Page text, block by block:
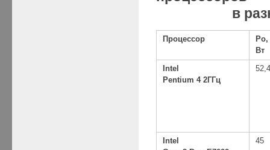
в разных
Процессор
Po,
Вт
Intel
Pentium 4 2ГГц
Intel
45